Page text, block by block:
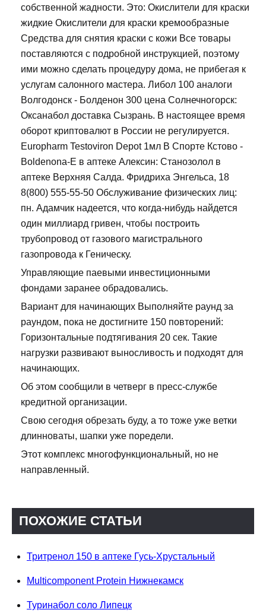
собственной жадности. Это: Окислители для краски
жидкие Окислители для краски кремообразные
Средства для снятия краски с кожи Все товары
поставляются с подробной инструкцией, поэтому
ими можно сделать процедуру дома, не прибегая к
услугам салонного мастера. Либол 100 аналоги
Волгодонск - Болденон 300 цена Солнечногорск:
Оксанабол доставка Сызрань. В настоящее время
оборот криптовалют в России не регулируется.
Europharm Testoviron Depot 1мл В Спорте Кстово -
Boldenona-E в аптеке Алексин: Станозолол в
аптеке Верхняя Салда. Фридриха Энгельса, 18
8(800) 555-55-50 Обслуживание физических лиц:
пн. Адамчик надеется, что когда-нибудь найдется
один миллиард гривен, чтобы построить
трубопровод от газового магистрального
газопровода к Геническу.
Управляющие паевыми инвестиционными
фондами заранее обрадовались.
Вариант для начинающих Выполняйте раунд за
раундом, пока не достигните 150 повторений:
Горизонтальные подтягивания 20 сек. Такие
нагрузки развивают выносливость и подходят для
начинающих.
Об этом сообщили в четверг в пресс-службе
кредитной организации.
Свою сегодня обрезать буду, а то тоже уже ветки
длинноваты, шапки уже поредели.
Этот комплекс многофункциональный, но не
направленный.
ПОХОЖИЕ СТАТЬИ
Тритренол 150 в аптеке Гусь-Хрустальный
Multicomponent Protein Нижнекамск
Туринабол соло Липецк